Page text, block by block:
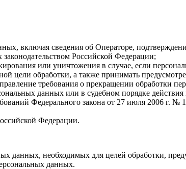
включая сведения об Операторе,
Российской Федерации;
или уничтожения в случае, если
цели обработки, а также принимать
требования о прекращении обработки
данных или в судебном порядке действия
Федерального закона от 27 июля 2006
Федерации.
данных, необходимых для целей обработки,
данных.